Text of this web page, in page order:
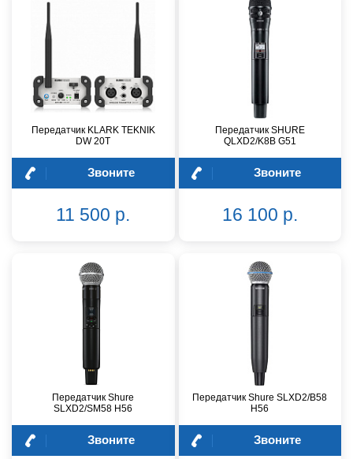
Передатчик KLARK TEKNIK
DW 20T
Звоните
11 500 р.
Передатчик SHURE
QLXD2/K8B G51
Звоните
16 100 р.
Передатчик Shure
SLXD2/SM58 H56
Звоните
Передатчик Shure SLXD2/B58
H56
Звоните